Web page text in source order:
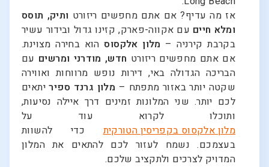
אז מה עדיף? אם אתם מחפשים ריזורט ותיק, תוסס
ומלא חיים עם אקווה-פארק, קזינו גדול ובידור עשיר
בקרבת קירניה – מלון אלקסוסהוא בחירה מצוינת.
אם אתם מחפשים ריזורט חדש, מודרני ומרשים עם
הבריכה הגדולה באי, דירות נופש מרווחות ואווירה
שקטה יותר באזור מתפתח – מלון גרנד ספיריתאים
לכם יותר. שני המלונות זמינים דרך איילה נסיעות,
ותוכלו לקרוא עוד על
מלון אלקסוס בקפריסין הטורקיתכדי להשוות
בעצמכם. נשמח לעזור לכם להתאים את המלון
המדויק לצרכים ולתקציב שלכם.